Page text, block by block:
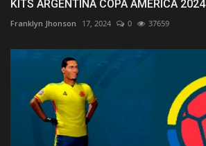
KITS ARGENTINA COPA AMERICA 2024
Franklyn Jhonson 17, 2024 0 37659